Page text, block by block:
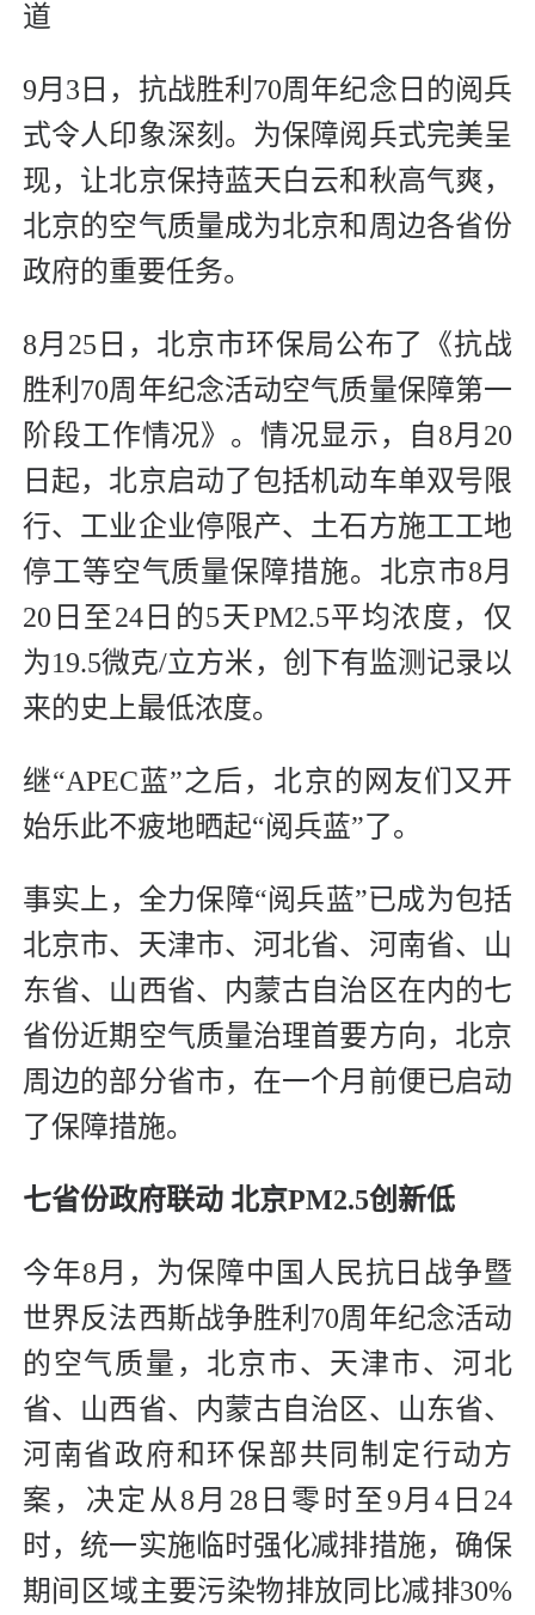
道
9月3日，抗战胜利70周年纪念日的阅兵
式令人印象深刻。为保障阅兵式完美呈
现，让北京保持蓝天白云和秋高气爽，
北京的空气质量成为北京和周边各省份
政府的重要任务。
8月25日，北京市环保局公布了《抗战
胜利70周年纪念活动空气质量保障第一
阶段工作情况》。情况显示，自8月20
日起，北京启动了包括机动车单双号限
行、工业企业停限产、土石方施工工地
停工等空气质量保障措施。北京市8月
20日至24日的5天PM2.5平均浓度，仅
为19.5微克/立方米，创下有监测记录以
来的史上最低浓度。
继“APEC蓝”之后，北京的网友们又开
始乐此不疲地晒起“阅兵蓝”了。
事实上，全力保障“阅兵蓝”已成为包括
北京市、天津市、河北省、河南省、山
东省、山西省、内蒙古自治区在内的七
省份近期空气质量治理首要方向，北京
周边的部分省市，在一个月前便已启动
了保障措施。
七省份政府联动 北京PM2.5创新低
今年8月，为保障中国人民抗日战争暨
世界反法西斯战争胜利70周年纪念活动
的空气质量，北京市、天津市、河北
省、山西省、内蒙古自治区、山东省、
河南省政府和环保部共同制定行动方
案，决定从8月28日零时至9月4日24
时，统一实施临时强化减排措施，确保
期间区域主要污染物排放同比减排30%